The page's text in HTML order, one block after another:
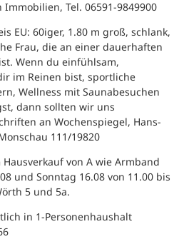
Immobilien, Tel. 06591-9849900
EU: 60iger, 1.80 m groß, schlank,
Frau, die an einer dauerhaften
Wenn du einfühlsam,
im Reinen bist, sportliche
Wellness mit Saunabesuchen
dann sollten wir uns
an Wochenspiegel, Hans-
111/19820
Hausverkauf von A wie Armband
und Sonntag 16.08 von 11.00 bis
5 und 5a.
in 1-Personenhaushalt